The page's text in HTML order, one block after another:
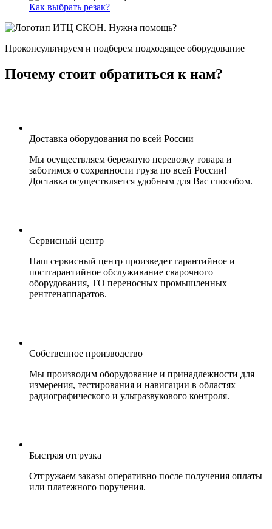
Как выбрать резак?
Нужна помощь?
Проконсультируем и подберем подходящее оборудование
Почему стоит обратиться к нам?
Доставка оборудования по всей России
Мы осуществляем бережную перевозку товара и
заботимся о сохранности груза по всей России!
Доставка осуществляется удобным для Вас способом.
Сервисный центр
Наш сервисный центр произведет гарантийное и
постгарантийное обслуживание сварочного
оборудования, ТО переносных промышленных
рентгенаппаратов.
Собственное производство
Мы производим оборудование и принадлежности для
измерения, тестирования и навигации в областях
радиографического и ультразвукового контроля.
Быстрая отгрузка
Отгружаем заказы оперативно после получения оплаты
или платежного поручения.